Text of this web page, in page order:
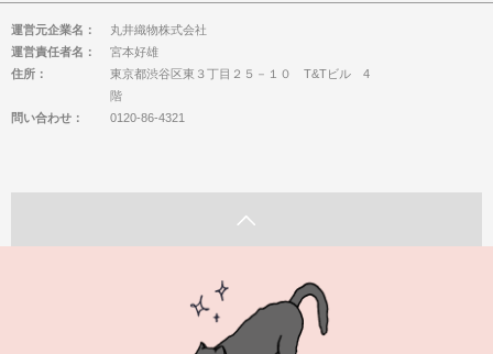
運営元企業名：
丸井織物株式会社
運営責任者名：
宮本好雄
住所：
東京都渋谷区東３丁目２５－１０ T&Tビル 4
階
問い合わせ：
0120-86-4321